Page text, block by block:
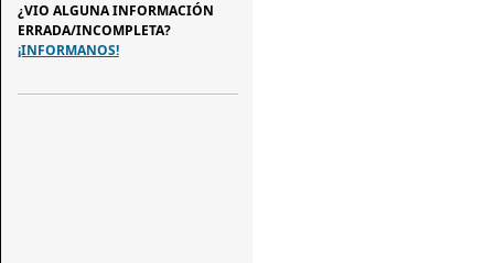
¿VIO ALGUNA INFORMACIÓN
ERRADA/INCOMPLETA?
¡INFORMANOS!